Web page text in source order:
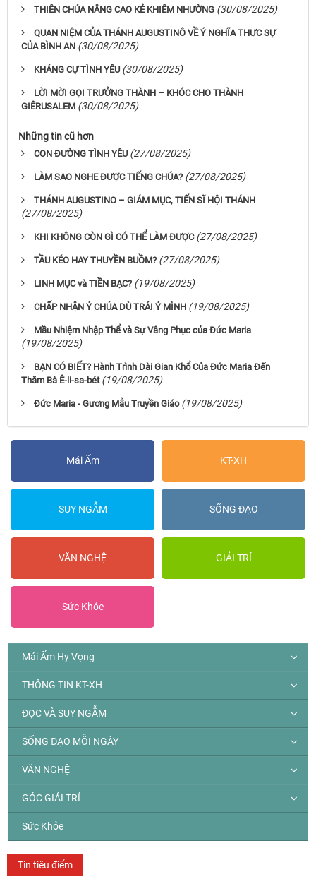
THIÊN CHÚA NÂNG CAO KẺ KHIÊM NHƯỜNG (30/08/2025)
QUAN NIỆM CỦA THÁNH AUGUSTINÔ VỀ Ý NGHĨA THỰC SỰ
CỦA BÌNH AN (30/08/2025)
KHÁNG CỰ TÌNH YÊU (30/08/2025)
LỜI MỜI GỌI TRƯỞNG THÀNH – KHÓC CHO THÀNH
GIÊRUSALEM (30/08/2025)
Những tin cũ hơn
CON ĐƯỜNG TÌNH YÊU (27/08/2025)
LÀM SAO NGHE ĐƯỢC TIẾNG CHÚA? (27/08/2025)
THÁNH AUGUSTINO – GIÁM MỤC, TIẾN SĨ HỘI THÁNH
(27/08/2025)
KHI KHÔNG CÒN GÌ CÓ THỂ LÀM ĐƯỢC (27/08/2025)
TẦU KÉO HAY THUYỀN BUỒM? (27/08/2025)
LINH MỤC và TIỀN BẠC? (19/08/2025)
CHẤP NHẬN Ý CHÚA DÙ TRÁI Ý MÌNH (19/08/2025)
Mầu Nhiệm Nhập Thể và Sự Vâng Phục của Đức Maria
(19/08/2025)
BẠN CÓ BIẾT? Hành Trình Dài Gian Khổ Của Đức Maria Đến
Thăm Bà Ê-li-sa-bét (19/08/2025)
Đức Maria - Gương Mẫu Truyền Giáo (19/08/2025)
Mái Ấm KT-XH
SUY NGẪM SỐNG ĐẠO
VĂN NGHỆ GIẢI TRÍ
Sức Khỏe
Mái Ấm Hy Vọng
THÔNG TIN KT-XH
ĐỌC VÀ SUY NGẪM
SỐNG ĐẠO MỖI NGÀY
VĂN NGHỆ
GÓC GIẢI TRÍ
Sức Khỏe
Tin tiêu điểm